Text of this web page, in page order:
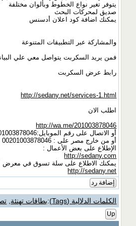
يتوفر تغير نواع الخطوط وبألوان مختلفة
صديق لمحركات البحث
يمكنك اضافة كود اعلان أدسنس
والمشاركة عبر التطبيقات المتنوعة
فمن يريد السكربت يتواصل معي علي
رابط عرض السكربت
http://sedany.net/services-1.html
اطلب الان
http://wa.me/201003878046
أو الاتصال على رقم الموبايل:01003878046
أو من خارج مصر على : 00201003878046
الإطلاع على بعض الأعمال :
http://sedany.com
يمكنك الاطلاع على سلة تسوق في معرض
http://sedany.net
إضافة رد
الكلمات الدلالية (Tags) :بطاقات تهنئة
Up